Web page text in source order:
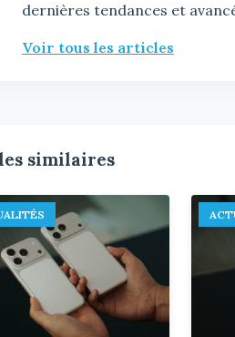
dernières tendances et
Voir tous les articles
similaires